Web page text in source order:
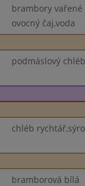
brambory vařené
ovocný čaj,voda
podmáslový
chléb
bramborová bílá